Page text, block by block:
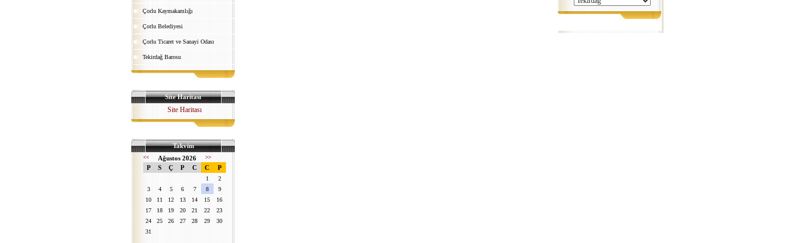
Çorlu Kaymakamlığı
Çorlu Belediyesi
Çorlu Ticaret ve Sanayi Odası
Tekirdağ Barosu
Site Haritası
Site Haritası
Takvim
<< Ağustos 2026 >>
P S Ç P C C P
1
2
3
4 5 6 7 8
9
10
11 12 13 14 15
16
17
18 19 20 21 22
23
24
25 26 27 28 29
30
31